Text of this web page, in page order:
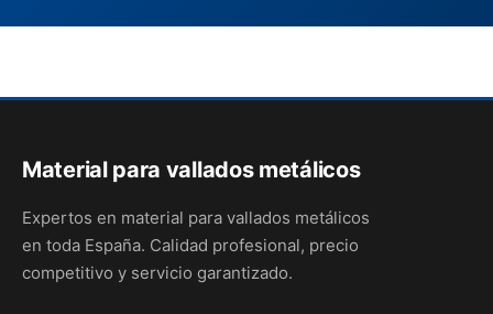
Material para vallados metálicos
Expertos en material para vallados metálicos
en toda España. Calidad profesional, precio
competitivo y servicio garantizado.